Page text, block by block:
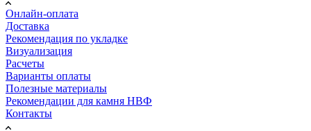
Онлайн-оплата
Доставка
Рекомендация по укладке
Визуализация
Расчеты
Варианты оплаты
Полезные материалы
Рекомендации для камня НВФ
Контакты